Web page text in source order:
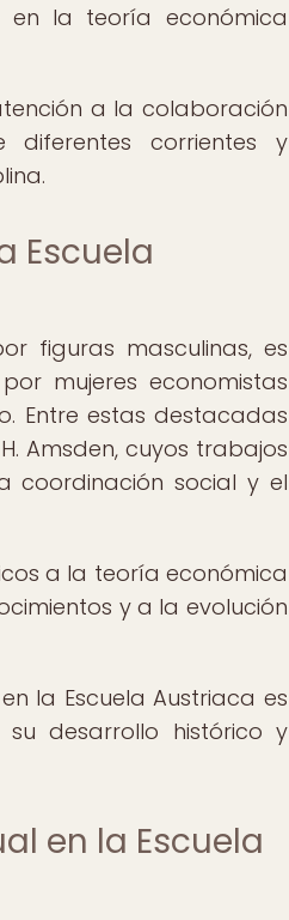
en la teoría económica
a la colaboración
corrientes y
Escuela
figuras masculinas, es
mujeres economistas
Entre estas destacadas
Amsden, cuyos trabajos
coordinación social y el
a la teoría económica
y a la evolución
la Escuela Austriaca es
desarrollo histórico y
en la Escuela